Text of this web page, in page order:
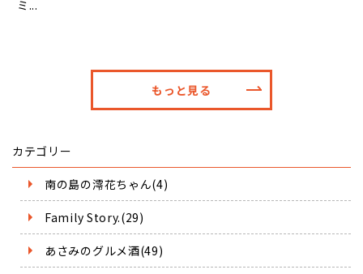
ミ...
もっと見る
カテゴリー
南の島の澪花ちゃん(4)
Family Story.(29)
あさみのグルメ酒(49)